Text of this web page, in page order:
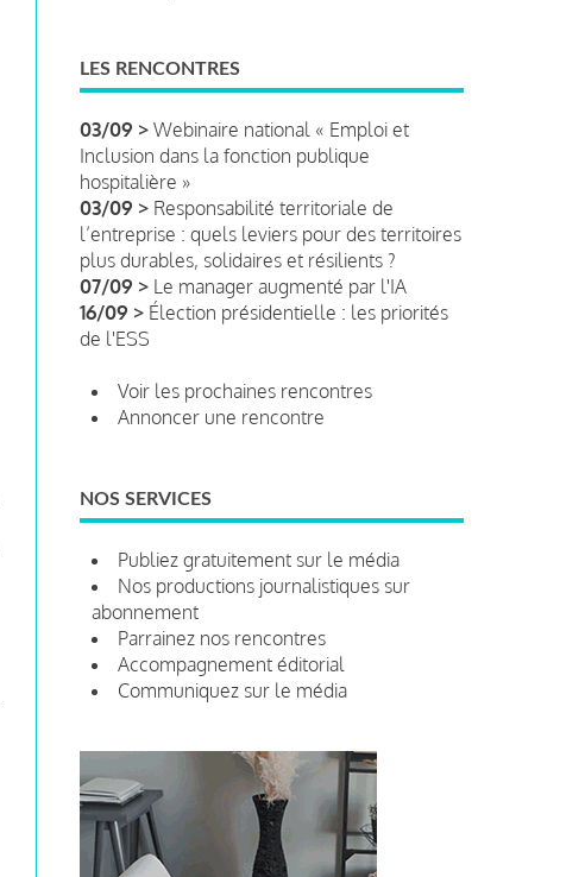
LES RENCONTRES
03/09 > Webinaire national « Emploi et
Inclusion dans la fonction publique
hospitalière »
03/09 > Responsabilité territoriale de
l’entreprise : quels leviers pour des territoires
plus durables, solidaires et résilients ?
07/09 > Le manager augmenté par l'IA
16/09 > Élection présidentielle : les priorités
de l'ESS
Voir les prochaines rencontres
Annoncer une rencontre
NOS SERVICES
Publiez gratuitement sur le média
Nos productions journalistiques sur
abonnement
Parrainez nos rencontres
Accompagnement éditorial
Communiquez sur le média